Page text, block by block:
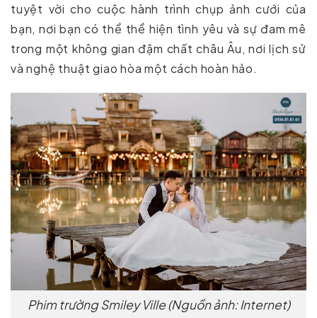
tuyệt vời cho cuộc hành trình chụp ảnh cưới của
bạn, nơi bạn có thể thể hiện tình yêu và sự đam mê
trong một không gian đậm chất châu Âu, nơi lịch sử
và nghệ thuật giao hòa một cách hoàn hảo.
Phim trường Smiley Ville (Nguồn ảnh: Internet)